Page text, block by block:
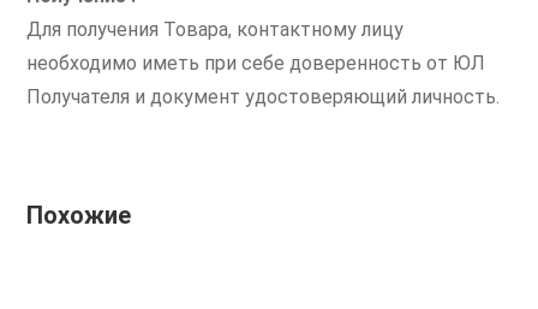
Для получения Товара, контактному лицу
необходимо иметь при себе доверенность от ЮЛ
Получателя и документ удостоверяющий личность.
Похожие